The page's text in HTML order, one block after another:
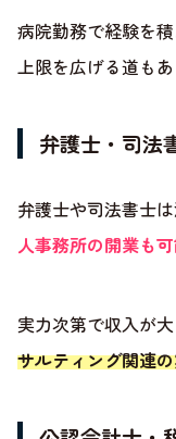
病院勤務で経験を
上限を広げる道もあ
弁護士・司法
弁護士や司法書士
人事務所の開業も
実力次第で収入が大
サルティング関連